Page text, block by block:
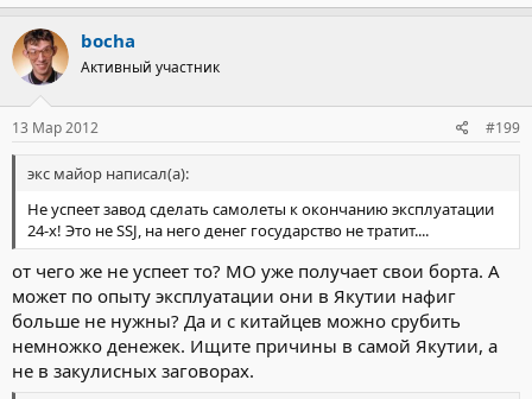
bocha
Активный участник
13 Мар 2012 #199
экс майор написал(а):
Не успеет завод сделать самолеты к окончанию эксплуатации
24-х! Это не SSJ, на него денег государство не тратит....
от чего же не успеет то? МО уже получает свои борта. А
может по опыту эксплуатации они в Якутии нафиг
больше не нужны? Да и с китайцев можно срубить
немножко денежек. Ищите причины в самой Якутии, а
не в закулисных заговорах.